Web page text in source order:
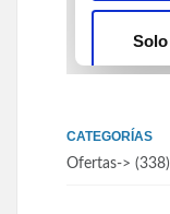
CATEGORÍAS
Ofertas-> (338)